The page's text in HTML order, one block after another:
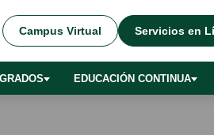
Campus Virtual Servicios en
EDUCACIÓN CONTINUA